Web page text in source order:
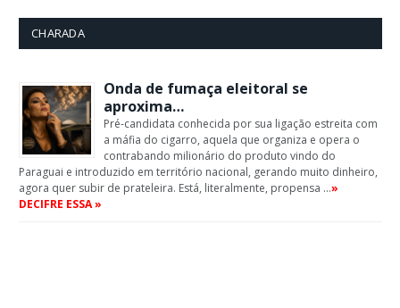
CHARADA
Onda de fumaça eleitoral se
aproxima…
Pré-candidata conhecida por sua ligação estreita com
a máfia do cigarro, aquela que organiza e opera o
contrabando milionário do produto vindo do
Paraguai e introduzido em território nacional, gerando muito dinheiro,
agora quer subir de prateleira. Está, literalmente, propensa …»
DECIFRE ESSA »